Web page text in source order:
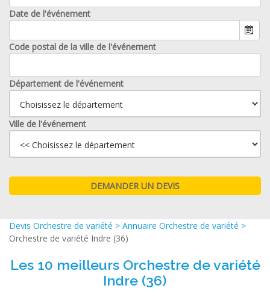
Date de l'événement
Code postal de la ville de l'événement
Département de l'événement
Ville de l'événement
Devis Orchestre de variété > Annuaire Orchestre de variété >
Orchestre de variété Indre (36)
Les 10 meilleurs Orchestre de variété
Indre (36)